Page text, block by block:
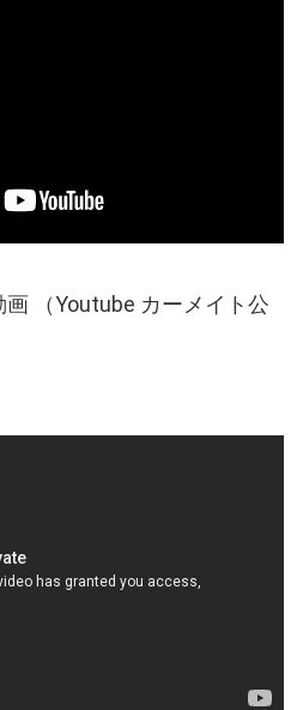
（Youtube カーメイト公